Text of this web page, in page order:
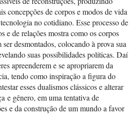
concepções de corpos e modos de vida
no cotidiano. Esse processo de
e de relações mostra como os corpos
desmontados, colocando à prova sua
suas possibilidades políticas. Daí
apreenderem e se apropriarem da
tendo como inspiração a figura do
esses dualismos clássicos e alterar
e gênero, em uma tentativa de
e da construção de um mundo a favor